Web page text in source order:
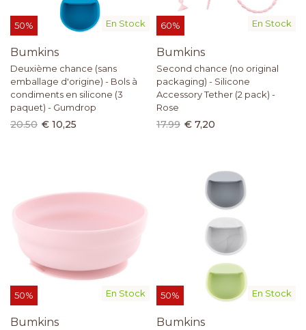
En Stock
50%
Bumkins
Deuxième chance (sans
emballage d'origine) - Bols à
condiments en silicone (3
paquet) - Gumdrop
20.50 € 10,25
En Stock
60%
Bumkins
Second chance (no original
packaging) - Silicone
Accessory Tether (2 pack) -
Rose
17.99 € 7,20
En Stock
50%
Bumkins
En Stock
50%
Bumkins